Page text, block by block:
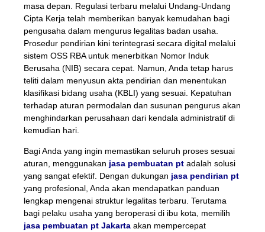
masa depan. Regulasi terbaru melalui Undang-Undang
Cipta Kerja telah memberikan banyak kemudahan bagi
pengusaha dalam mengurus legalitas badan usaha.
Prosedur pendirian kini terintegrasi secara digital melalui
sistem OSS RBA untuk menerbitkan Nomor Induk
Berusaha (NIB) secara cepat. Namun, Anda tetap harus
teliti dalam menyusun akta pendirian dan menentukan
klasifikasi bidang usaha (KBLI) yang sesuai. Kepatuhan
terhadap aturan permodalan dan susunan pengurus akan
menghindarkan perusahaan dari kendala administratif di
kemudian hari.
Bagi Anda yang ingin memastikan seluruh proses sesuai
aturan, menggunakan jasa pembuatan ptadalah solusi
yang sangat efektif. Dengan dukungan jasa pendirian pt
yang profesional, Anda akan mendapatkan panduan
lengkap mengenai struktur legalitas terbaru. Terutama
bagi pelaku usaha yang beroperasi di ibu kota, memilih
jasa pembuatan pt Jakarta akan mempercepat